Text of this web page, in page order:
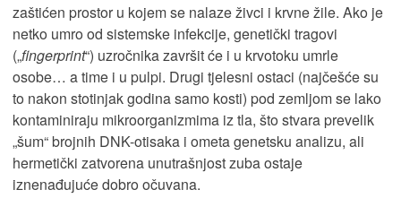
zaštićen prostor u kojem se nalaze živci i krvne žile. Ako je
netko umro od sistemske infekcije, genetički tragovi
(„fingerprint“) uzročnika završit će i u krvotoku umrle
osobe… a time i u pulpi. Drugi tjelesni ostaci (najčešće su
to nakon stotinjak godina samo kosti) pod zemljom se lako
kontaminiraju mikroorganizmima iz tla, što stvara prevelik
„šum“ brojnih DNK-otisaka i ometa genetsku analizu, ali
hermetički zatvorena unutrašnjost zuba ostaje
iznenađujuće dobro očuvana.